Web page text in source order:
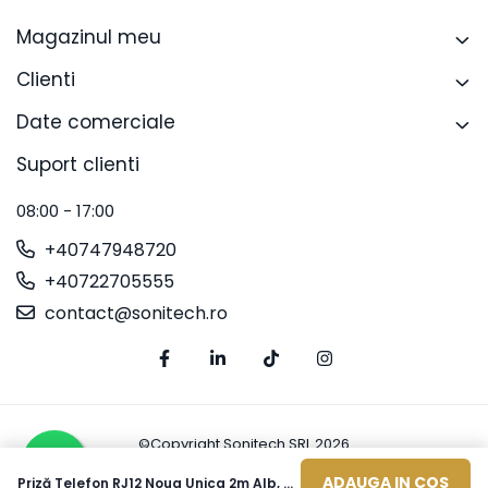
Magazinul meu
Clienti
Date comerciale
Suport clienti
08:00 - 17:00
+40747948720
+40722705555
contact@sonitech.ro
©Copyright Sonitech SRL 2026
Platforma E-commerce by Gomag
Priză Telefon RJ12 Noua Unica 2m Alb, NU349718, Schneider Electric - Schneider ADAUGA IN COS